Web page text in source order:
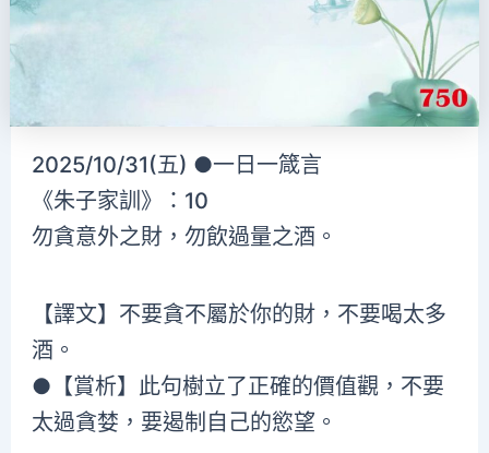
2025/10/31(五) ●一日一箴言
《朱子家訓》：10
勿貪意外之財，勿飲過量之酒。
【譯文】不要貪不屬於你的財，不要喝太多
酒。
●【賞析】此句樹立了正確的價值觀，不要
太過貪婪，要遏制自己的慾望。